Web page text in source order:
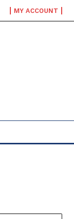
MY ACCOUNT